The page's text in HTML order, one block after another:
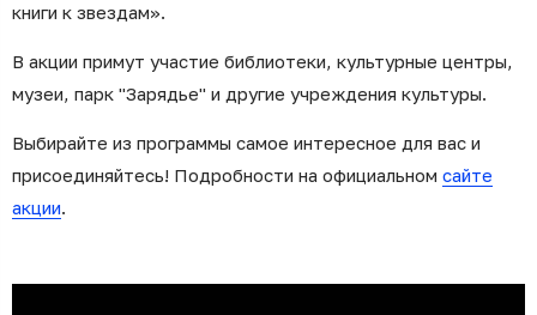
книги к звездам».
В акции примут участие библиотеки, культурные центры,
музеи, парк "Зарядье" и другие учреждения культуры.
Выбирайте из программы самое интересное для вас и
присоединяйтесь! Подробности на официальном сайте
акции.